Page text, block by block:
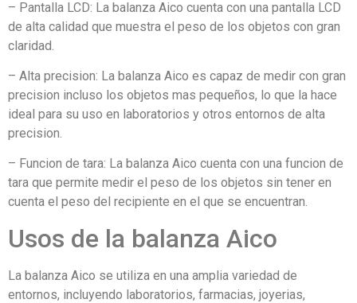
– Pantalla LCD: La balanza Aico cuenta con una pantalla LCD
de alta calidad que muestra el peso de los objetos con gran
claridad.
– Alta precision: La balanza Aico es capaz de medir con gran
precision incluso los objetos mas pequeños, lo que la hace
ideal para su uso en laboratorios y otros entornos de alta
precision.
– Funcion de tara: La balanza Aico cuenta con una funcion de
tara que permite medir el peso de los objetos sin tener en
cuenta el peso del recipiente en el que se encuentran.
Usos de la balanza Aico
La balanza Aico se utiliza en una amplia variedad de
entornos, incluyendo laboratorios, farmacias, joyerias,